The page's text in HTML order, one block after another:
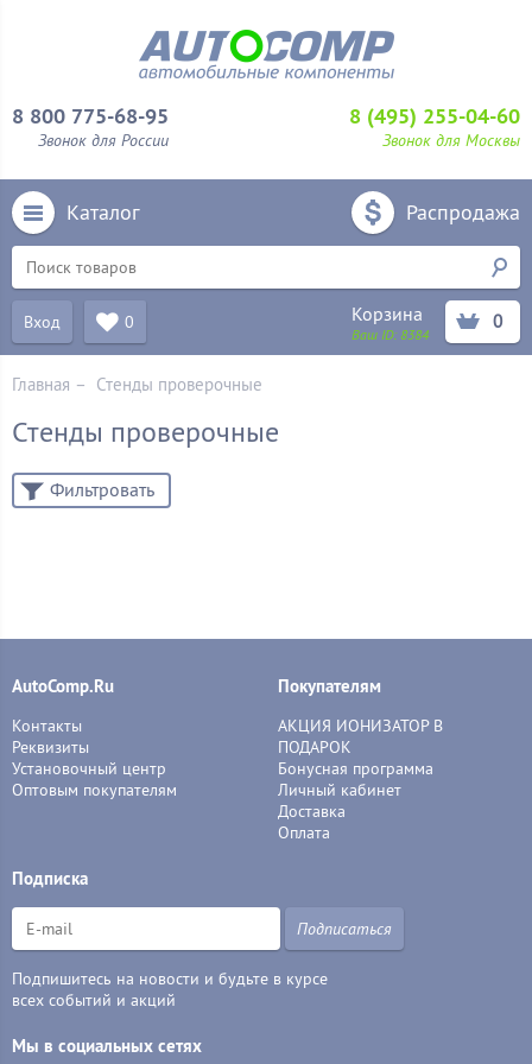
8 800 775-68-95
Звонок для России
8 (495) 255-04-60
Звонок для Москвы
Каталог Распродажа
Вход 0 Корзина
Ваш ID:8384
0
Главная – Стенды проверочные
Стенды проверочные
Фильтровать
AutoComp.Ru
Контакты
Реквизиты
Установочный центр
Оптовым покупателям
Покупателям
АКЦИЯ ИОНИЗАТОР В
ПОДАРОК
Бонусная программа
Личный кабинет
Доставка
Оплата
Подписка
Подписаться
Подпишитесь на новости и будьте в курсе
всех событий и акций
Мы в социальных сетях